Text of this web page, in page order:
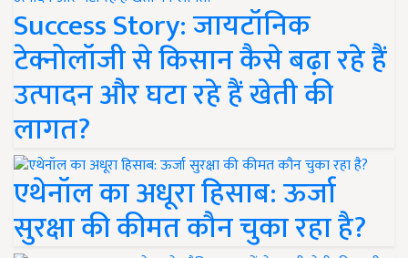
Success Story: जायटॉनिक
टेक्नोलॉजी से किसान कैसे बढ़ा रहे हैं
उत्पादन और घटा रहे हैं खेती की
लागत?
एथेनॉल का अधूरा हिसाब: ऊर्जा
सुरक्षा की कीमत कौन चुका रहा है?